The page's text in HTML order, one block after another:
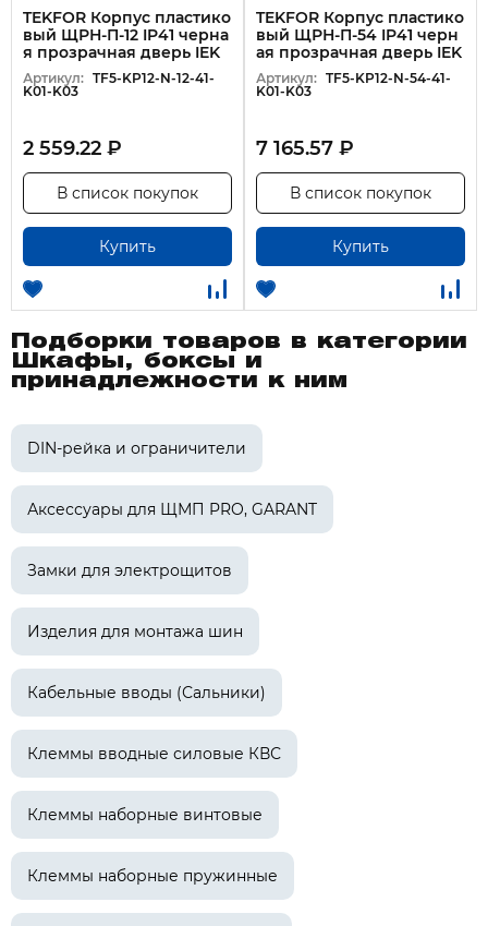
TEKFOR Корпус пластико
вый ЩРН-П-12 IP41 черна
я прозрачная дверь IEK
Артикул: TF5-KP12-N-12-41-
K01-K03
2 559.22 ₽
Купить
В список покупок
TEKFOR Корпус пластико
вый ЩРН-П-54 IP41 черн
ая прозрачная дверь IEK
Артикул: TF5-KP12-N-54-41-
K01-K03
7 165.57 ₽
Купить
В список покупок
Подборки товаров в категории
Шкафы, боксы и
принадлежности к ним
DIN-рейка и ограничители
Аксессуары для ЩМП PRO, GARANT
Замки для электрощитов
Изделия для монтажа шин
Кабельные вводы (Сальники)
Клеммы вводные силовые КВС
Клеммы наборные винтовые
Клеммы наборные пружинные